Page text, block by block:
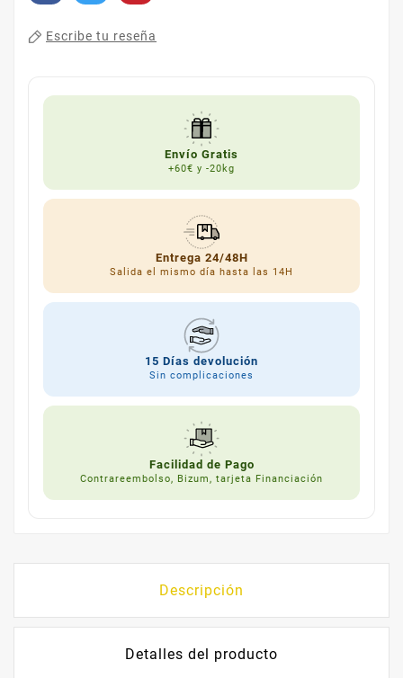
Escribe tu reseña
Envío Gratis
+60€ y -20kg
Entrega 24/48H
Salida el mismo día hasta las 14H
15 Días devolución
Sin complicaciones
Facilidad de Pago
Contrareembolso, Bizum, tarjeta Financiación
Descripción
Detalles del producto